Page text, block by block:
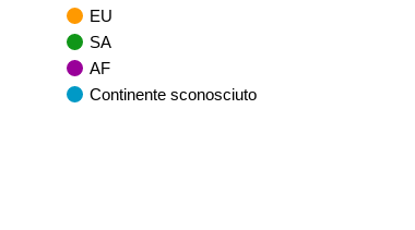
EU
SA
AF
Continente sconosciuto